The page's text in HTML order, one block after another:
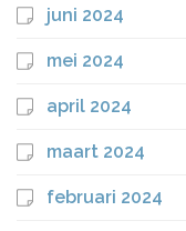
juni 2024
mei 2024
april 2024
maart 2024
februari 2024